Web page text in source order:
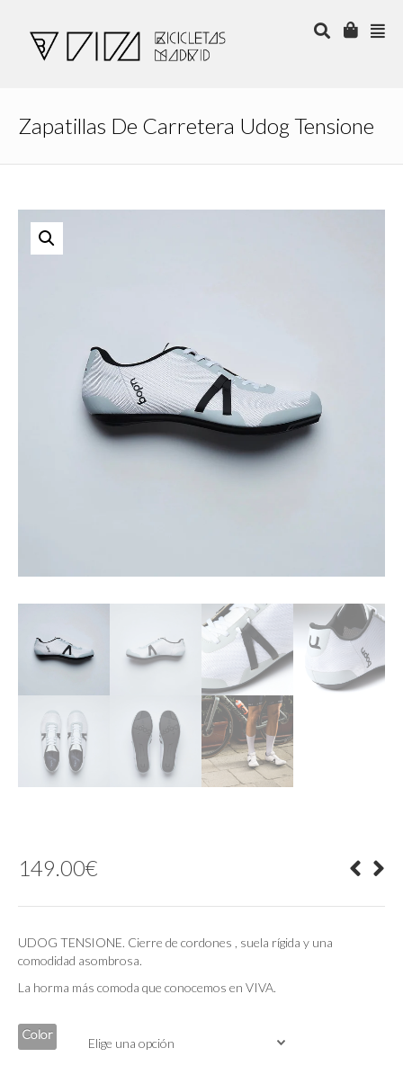
Zapatillas De Carretera Udog Tensione
149.00€
UDOG TENSIONE. Cierre de cordones , suela rígida y una
comodidad asombrosa.
La horma más comoda que conocemos en VIVA.
Color